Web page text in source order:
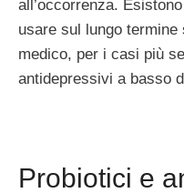
all’occorrenza.
usare sul lungo
medico, per i casi più
antidepressivi a basso
Probiotici e